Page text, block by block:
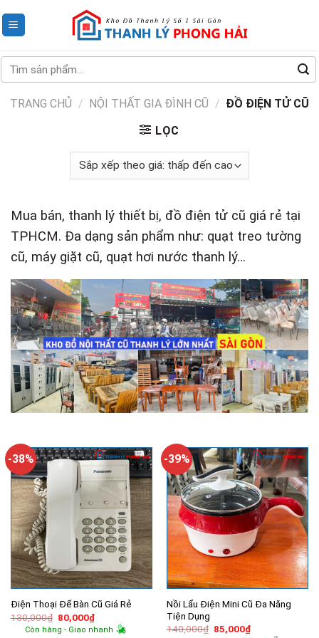
to
Tìm
kiếm:
TRANG CHỦ / NỘI THẤT GIA ĐÌNH CŨ / ĐỒ ĐIỆN TỬ CŨ
LỌC
Mua bán, thanh lý thiết bị, đồ điện tử cũ giá rẻ tại
TPHCM. Đa dạng sản phẩm như: quạt treo tường
cũ, máy giặt cũ, quạt hơi nước thanh lý…
-38%
Điện Thoại Để Bàn Cũ Giá Rẻ
130,000₫ Giá
gốc
là:
80,000₫Giá
hiện
tại
Còn hàng - Giao nhanh
-39%
Nồi Lẩu Điện Mini Cũ Đa Năng
Tiện Dụng
140,000₫ Giá
85,000₫Giá